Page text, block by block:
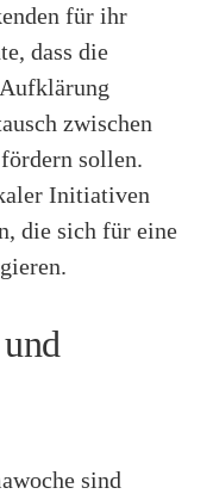
für ihr
dass die
zwischen
sollen.
Initiativen
die sich für eine
sind